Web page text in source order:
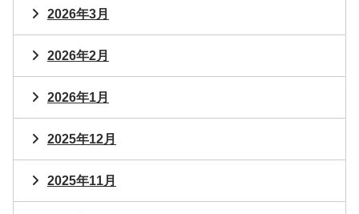
2026年3月
2026年2月
2026年1月
2025年12月
2025年11月